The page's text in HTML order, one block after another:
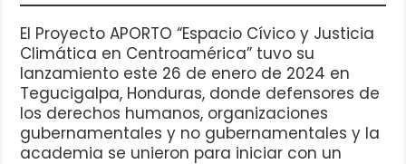
El Proyecto APORTO “Espacio Cívico y Justicia
Climática en Centroamérica” tuvo su
lanzamiento este 26 de enero de 2024 en
Tegucigalpa, Honduras, donde defensores de
los derechos humanos, organizaciones
gubernamentales y no gubernamentales y la
academia se unieron para iniciar con un